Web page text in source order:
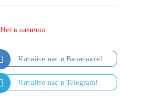
Нет в наличии